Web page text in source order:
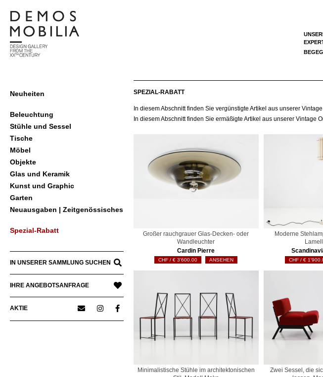
content
Primary
Menu
Neuheiten
Beleuchtung
Stühle und Sessel
Tische
Möbel
Objekte
Glas und Keramik
Kunst und Graphic
Garten
Neuausgaben | Zeitgenössisches
Spezial-Rabatt
IN UNSERER SAMMLUNG SUCHEN
IHRE ANGEBOTSANFRAGE
AKTIE
SPEZIAL-RABATT
In diesem Abschnitt finden Sie vergünstigte Artikel aus unserer
In diesem Abschnitt finden Sie ermäßigte Artikel aus unserer Vintage
Großer rauchgrauer Glas-Decken- oder
Wandleuchter
Cardin Pierre
€ 3'600.00 ANSEHEN
Moderne
€
Minimalistische Stühle im architektonischen
Zwei Sessel, die